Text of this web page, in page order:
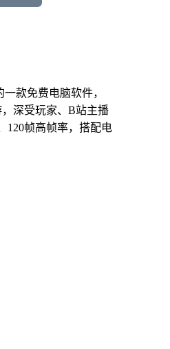
款免费电脑软件，
深受玩家、B站主播
120帧高帧率，搭配电